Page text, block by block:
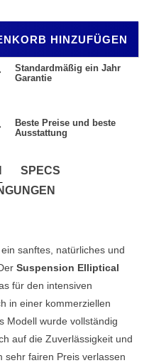
HINZUFÜGEN
Standardmäßig ein Jahr
Garantie
Beste Preise und beste
Ausstattung
SPECS
sanftes, natürliches und
Suspension Elliptical
für den intensiven
in einer kommerziellen
Modell wurde vollständig
auf die Zuverlässigkeit und
sehr fairen Preis verlassen